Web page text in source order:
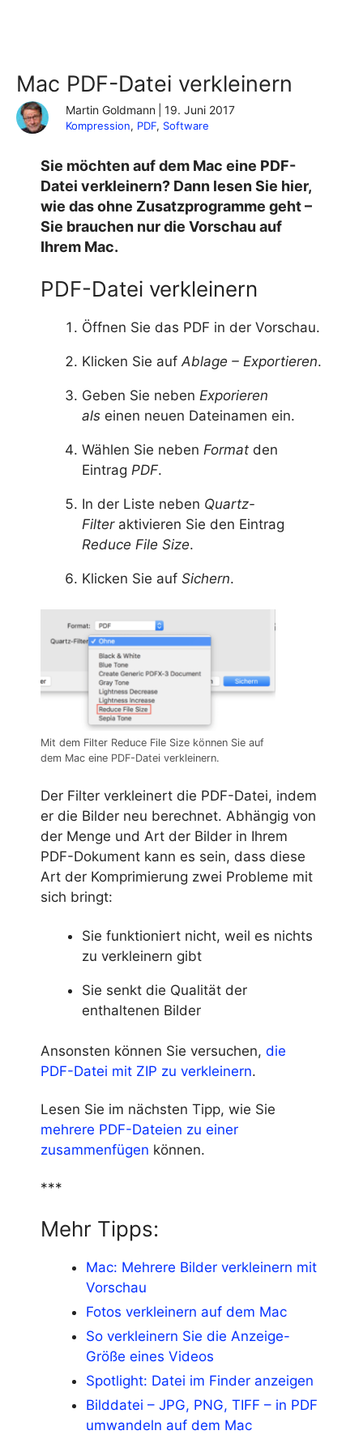
Mac PDF-Datei verkleinern
Martin Goldmann 19. Juni 2017
Kompression, PDF, Software
Sie möchten auf dem Mac eine PDF-
Datei verkleinern? Dann lesen Sie hier,
wie das ohne Zusatzprogramme geht –
Sie brauchen nur die Vorschau auf
Ihrem Mac.
PDF-Datei verkleinern
Öffnen Sie das PDF in der Vorschau.
Klicken Sie auf Ablage – Exportieren.
Geben Sie neben Exporieren
als einen neuen Dateinamen ein.
Wählen Sie neben Format den
Eintrag PDF.
In der Liste neben Quartz-
Filteraktivieren Sie den Eintrag
Reduce File Size.
Klicken Sie auf Sichern.
Mit dem Filter Reduce File Size können Sie auf
dem Mac eine PDF-Datei verkleinern.
Der Filter verkleinert die PDF-Datei, indem
er die Bilder neu berechnet. Abhängig von
der Menge und Art der Bilder in Ihrem
PDF-Dokument kann es sein, dass diese
Art der Komprimierung zwei Probleme mit
sich bringt:
Sie funktioniert nicht, weil es nichts
zu verkleinern gibt
Sie senkt die Qualität der
enthaltenen Bilder
Ansonsten können Sie versuchen, die
PDF-Datei mit ZIP zu verkleinern.
Lesen Sie im nächsten Tipp, wie Sie
mehrere PDF-Dateien zu einer
zusammenfügen können.
***
Mehr Tipps:
Mac: Mehrere Bilder verkleinern mit
Vorschau
Fotos verkleinern auf dem Mac
So verkleinern Sie die Anzeige-
Größe eines Videos
Spotlight: Datei im Finder anzeigen
Bilddatei – JPG, PNG, TIFF – in PDF
umwandeln auf dem Mac